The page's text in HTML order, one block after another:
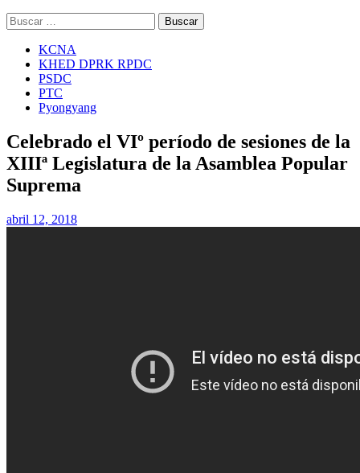
Buscar:
KCNA
KHED DPRK RPDC
PSDC
PTC
Pyongyang
Celebrado el VIº período de sesiones de la
XIIIª Legislatura de la Asamblea Popular
Suprema
abril 12, 2018